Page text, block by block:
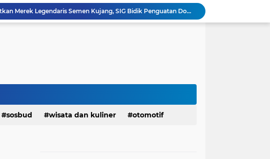
Bangkitkan Merek Legendaris Semen Kujang, SIG Bidik Penguatan Dominasi Pasar Jawa Barat
Ketua Golkar Jabar: Perjalanan Hidup Bahlil Layak Diteladani Seluruh Kader Partai
Info Penting! DPD Partai Demokrat Provinsi Jawa Barat Membuka Pendaftaran bakal calon Ketua
sosbud wisata dan kuliner otomotif